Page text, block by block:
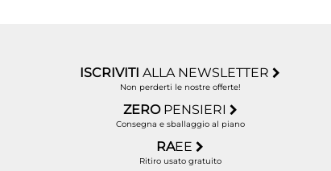
ISCRIVITIALLA NEWSLETTER
Non perderti le nostre offerte!
ZERO PENSIERI
Consegna e sballaggio al piano
RAEE
Ritiro usato gratuito